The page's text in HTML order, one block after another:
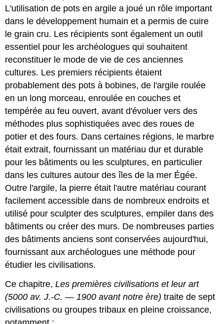
L'utilisation de pots en argile a joué un rôle important
dans le développement humain et a permis de cuire
le grain cru. Les récipients sont également un outil
essentiel pour les archéologues qui souhaitent
reconstituer le mode de vie de ces anciennes
cultures. Les premiers récipients étaient
probablement des pots à bobines, de l'argile roulée
en un long morceau, enroulée en couches et
tempérée au feu ouvert, avant d'évoluer vers des
méthodes plus sophistiquées avec des roues de
potier et des fours. Dans certaines régions, le marbre
était extrait, fournissant un matériau dur et durable
pour les bâtiments ou les sculptures, en particulier
dans les cultures autour des îles de la mer Égée.
Outre l'argile, la pierre était l'autre matériau courant
facilement accessible dans de nombreux endroits et
utilisé pour sculpter des sculptures, empiler dans des
bâtiments ou créer des murs. De nombreuses parties
des bâtiments anciens sont conservées aujourd'hui,
fournissant aux archéologues une méthode pour
étudier les civilisations.
Ce chapitre,Les premières civilisations et leur art
(5000 av. J.-C. — 1900 avant notre ère) traite de sept
civilisations ou groupes tribaux en pleine croissance,